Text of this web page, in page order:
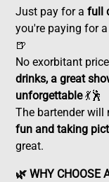
Just pay for afull
you're paying for a
🍺
No exorbitant
drinks, a great
unforgettable💃🕺
The bartender will
fun and taking
great.
🌿 WHY CHOOSE